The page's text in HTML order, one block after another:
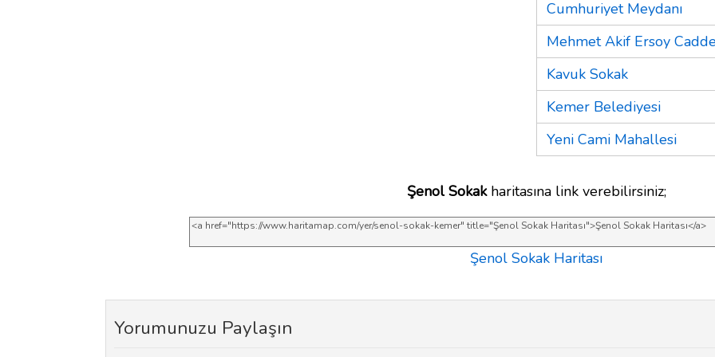
Cumhuriyet Meydanı
Mehmet Akif Ersoy
Kavuk Sokak
Kemer Belediyesi
Yeni Cami Mahallesi
Şenol Sokakharitasına link verebilirsiniz;
Şenol Sokak Haritası
Yorumunuzu Paylaşın